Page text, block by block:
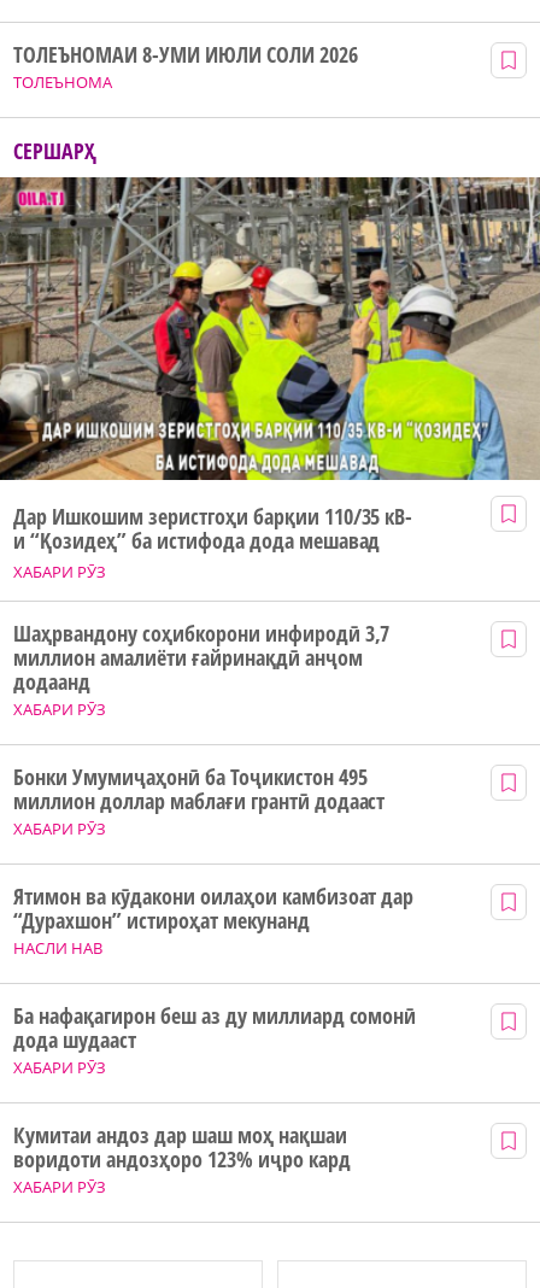
ТОЛЕЪНОМА
ТОЛЕЪНОМАИ 8-УМИ ИЮЛИ СОЛИ 2026
СЕРШАРҲ
ХАБАРИ РӮЗ
Дар Ишкошим зеристгоҳи барқии 110/35 кВ-
и “Қозидеҳ” ба истифода дода мешавад
ХАБАРИ РӮЗ
Шаҳрвандону соҳибкорони инфиродӣ 3,7
миллион амалиёти ғайринақдӣ анҷом
додаанд
ХАБАРИ РӮЗ
Бонки Умумиҷаҳонӣ ба Тоҷикистон 495
миллион доллар маблағи грантӣ додааст
НАСЛИ НАВ
Ятимон ва кӯдакони оилаҳои камбизоат дар
“Дурахшон” истироҳат мекунанд
ХАБАРИ РӮЗ
Ба нафақагирон беш аз ду миллиард сомонӣ
дода шудааст
ХАБАРИ РӮЗ
Кумитаи андоз дар шаш моҳ нақшаи
воридоти андозҳоро 123% иҷро кард